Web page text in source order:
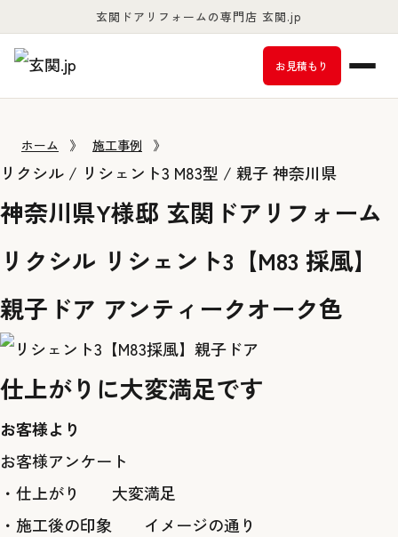
玄関ドアリフォームの専門店 玄関.jp
お見積もり
ホーム 》 施工事例 》
リクシル / リシェント3 M83型 / 親子神奈川県
神奈川県Y様邸 玄関ドアリフォーム
リクシル リシェント3【M83 採風】
親子ドア アンティークオーク色
仕上がりに大変満足です
お客様より
お客様アンケート
・仕上がり 大変満足
・施工後の印象 イメージの通り